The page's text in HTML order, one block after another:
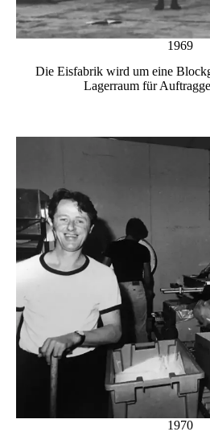
1969
Die Eisfabrik wird um eine
Lagerraum für
1970